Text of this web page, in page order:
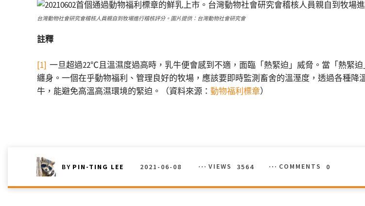
台灣動物社會研究會稽核人員親自到牧場進行稽核評分。圖片提供：台灣動物社會研究會
註釋
[1] 一旦超過22℃且溫濕度過高時，乳牛便會感到不適，面臨「熱緊迫」威脅。當「熱緊
纏身。一個在乎動物福利、管理良好的牧場，應該要即時監測畜舍的溫溼度，透過各種
牛，能避免高溫高濕環境的緊迫。（資料來源： 動物福利標章）
BY PIN-TING LEE 2021-06-08 VIEWS 3564 COMMENTS 0